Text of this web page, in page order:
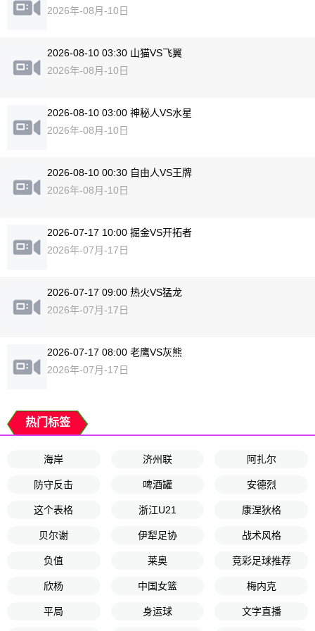
2026年-08月-10日
2026-08-10 03:30 山猫VS飞翼
2026年-08月-10日
2026-08-10 03:00 神秘人VS水星
2026年-08月-10日
2026-08-10 00:30 自由人VS王牌
2026年-08月-10日
2026-07-17 10:00 掘金VS开拓者
2026年-07月-17日
2026-07-17 09:00 热火VS猛龙
2026年-07月-17日
2026-07-17 08:00 老鹰VS灰熊
2026年-07月-17日
热门标签
海岸 济州联 阿扎尔
防守反击 啤酒罐 安德烈
这个表格 浙江U21 康涅狄格
贝尔谢 伊犁足协 战术风格
负值 莱奥 竞彩足球推荐
欣杨 中国女篮 梅内克
平局 身运球 文字直播